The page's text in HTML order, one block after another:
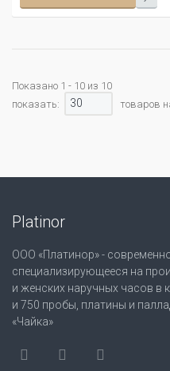
Показано 1 - 10 из 10
показать:
30 товаров
Platinor
ООО «Платинор» -
специализирующееся на
и женских наручных часов в
и 750 пробы, платины и
«Чайка»